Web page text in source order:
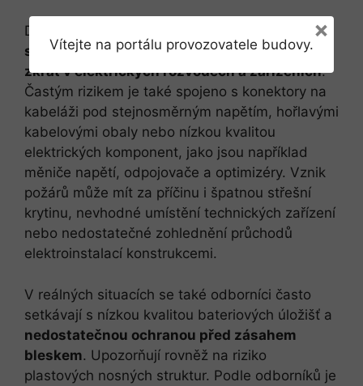
Dle specialistů v oblasti
požární bezpečnosti
stavebje nejčastější příčinou vzniku požárů
zkrat v elektrických rozvodech a zařízeních.
Častým rizikem je také spojeno s konektory na
kabeláži pod stejnosměrným napětím, hořlavými
kabelovými obaly nebo nízkou kvalitou
elektrických komponent, jako jsou například
měniče napětí, odpojovače a optimizéry. Vznik
požárů může mít za příčinu i špatnou střešní
krytinu, nevhodné umístění technických zařízení
nebo nedostatečné zohlednění průchodů
elektroinstalací konstrukcemi.
V reálných situacích se také odborníci často
setkávají s nízkou kvalitou bateriových úložišť a
nedostatečnou ochranou před zásahem
bleskem. Upozorňují rovněž na riziko
plastových nosných struktur. Podle odborníků je
Vítejte na portálu provozovatele budovy.
×